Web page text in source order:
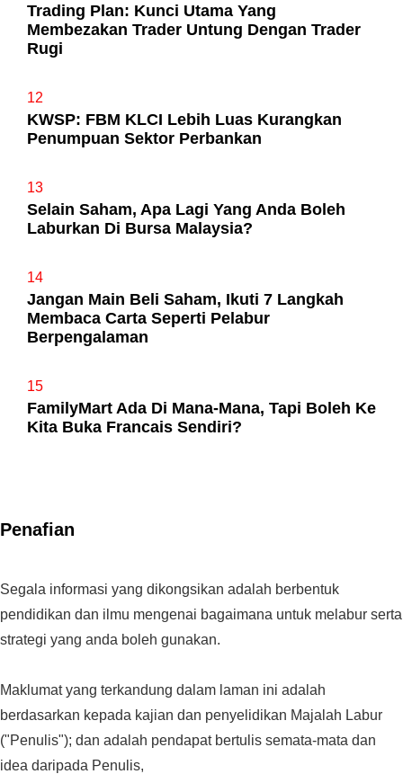
Trading Plan: Kunci Utama Yang
Membezakan Trader Untung Dengan Trader
Rugi
12
KWSP: FBM KLCI Lebih Luas Kurangkan
Penumpuan Sektor Perbankan
13
Selain Saham, Apa Lagi Yang Anda Boleh
Laburkan Di Bursa Malaysia?
14
Jangan Main Beli Saham, Ikuti 7 Langkah
Membaca Carta Seperti Pelabur
Berpengalaman
15
FamilyMart Ada Di Mana-Mana, Tapi Boleh Ke
Kita Buka Francais Sendiri?
Penafian
Segala informasi yang dikongsikan adalah berbentuk
pendidikan dan ilmu mengenai bagaimana untuk melabur serta
strategi yang anda boleh gunakan.
Maklumat yang terkandung dalam laman ini adalah
berdasarkan kepada kajian dan penyelidikan Majalah Labur
("Penulis"); dan adalah pendapat bertulis semata-mata dan
idea daripada Penulis,